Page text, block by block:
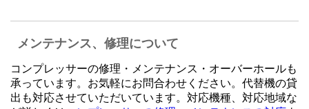
メンテナンス、修理について
コンプレッサーの修理・メンテナンス・オーバーホールも
承っています。お気軽にお問合わせください。代替機の貸
出も対応させていただいています。対応機種、対応地域な